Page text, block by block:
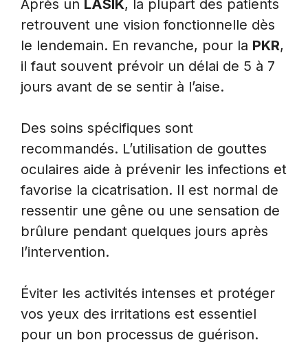
Après un LASIK, la plupart des patients
retrouvent une vision fonctionnelle dès
le lendemain. En revanche, pour la PKR,
il faut souvent prévoir un délai de 5 à 7
jours avant de se sentir à l’aise.
Des soins spécifiques sont
recommandés. L’utilisation de gouttes
oculaires aide à prévenir les infections et
favorise la cicatrisation. Il est normal de
ressentir une gêne ou une sensation de
brûlure pendant quelques jours après
l’intervention.
Éviter les activités intenses et protéger
vos yeux des irritations est essentiel
pour un bon processus de guérison.